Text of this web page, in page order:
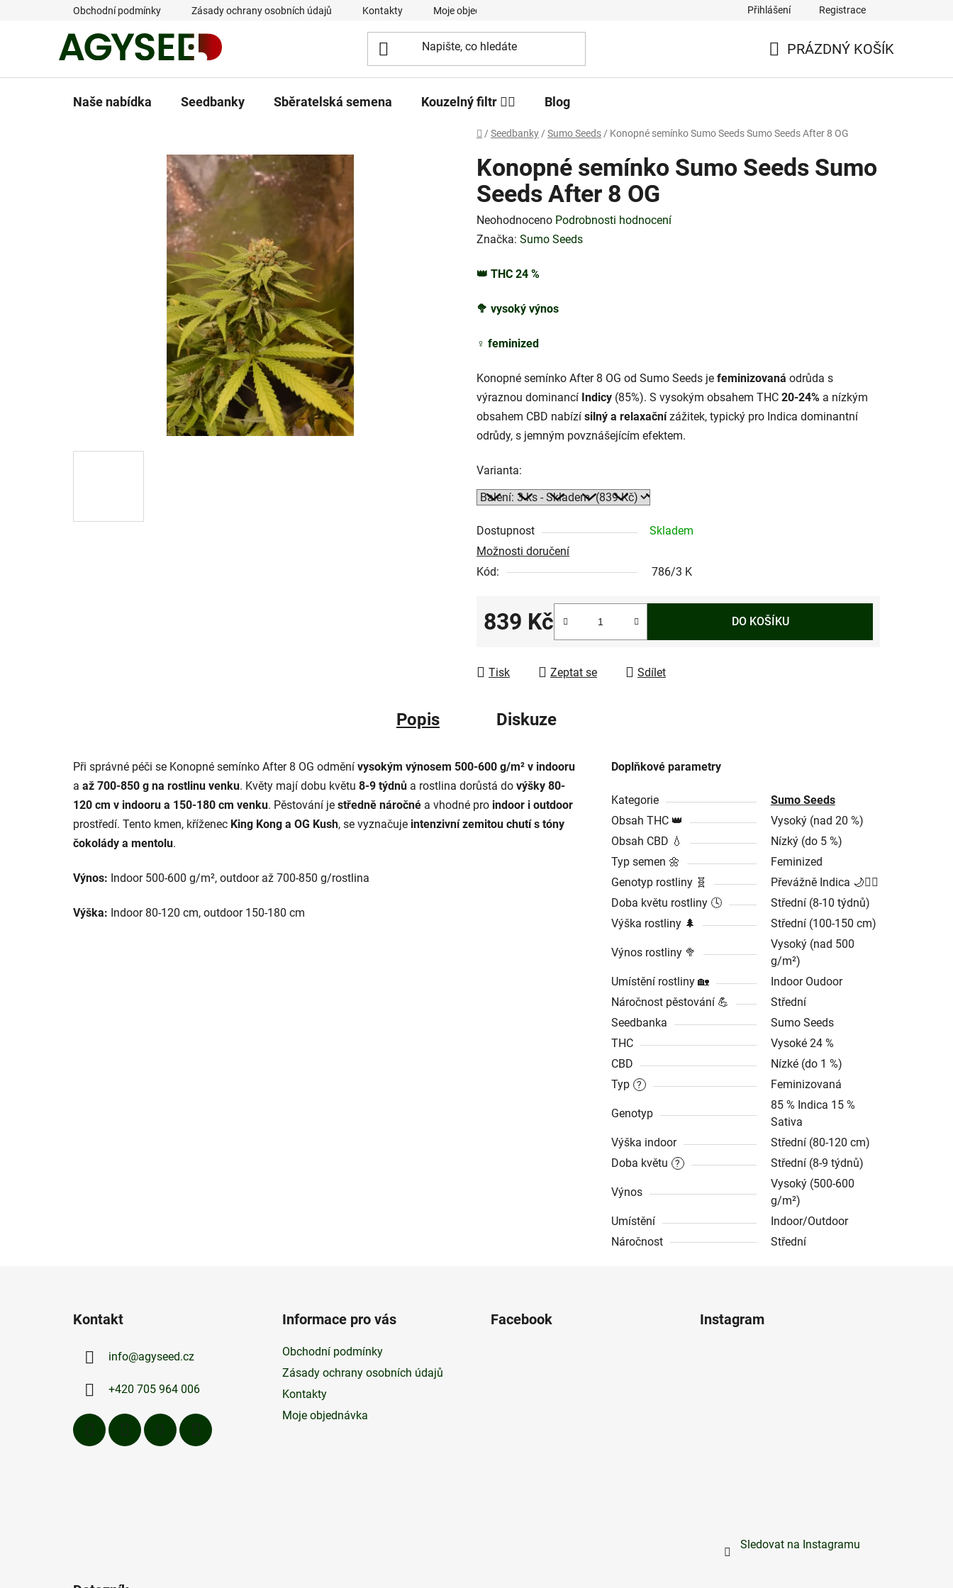
Obchodní podmínky Zásady ochrany osobních údajů Kontakty Moje objednávka Přihlášení Registrace
PRÁZDNÝ KOŠÍK
Naše nabídka Seedbanky Sběratelská semena Kouzelný filtr 🧙‍♂️ Blog
Domů
/ Seedbanky / Sumo Seeds / Konopné semínko Sumo Seeds Sumo Seeds After 8 OG
Konopné semínko Sumo Seeds Sumo
Seeds After 8 OG
Průměrné
hodnocení
je
z
Neohodnoceno Podrobnosti hodnocení
Značka: Sumo Seeds
👑 THC 24 %
🥦 vysoký výnos
♀️ feminized
Konopné semínko After 8 OG od Sumo Seeds je feminizovaná odrůda s
výraznou dominancí Indicy (85%). S vysokým obsahem THC 20-24% a nízkým
obsahem CBD nabízí silný a relaxačnízážitek, typický pro Indica dominantní
odrůdy, s jemným povznášejícím efektem.
Varianta:
Dostupnost
Skladem
Možnosti doručení
Kód:
786/3 K
839 Kč DO KOŠÍKU
Tisk Zeptat se Sdílet
Popis Diskuze
Při správné péči se Konopné semínko After 8 OG odmění vysokým výnosem 500-600 g/m² v indooru
a až 700-850 g na rostlinu venku. Květy mají dobu květu 8-9 týdnů a rostlina dorůstá do výšky 80-
120 cm v indooru a 150-180 cm venku. Pěstování je středně náročné a vhodné pro indoor i outdoor
prostředí. Tento kmen, kříženec King Kong a OG Kush, se vyznačuje intenzivní zemitou chutí s tóny
čokolády a mentolu.
Výnos: Indoor 500-600 g/m², outdoor až 700-850 g/rostlina
Výška: Indoor 80-120 cm, outdoor 150-180 cm
Doplňkové parametry
Kategorie
Sumo Seeds
Obsah THC 👑
Vysoký (nad 20 %)
Obsah CBD 💧
Nízký (do 5 %)
Typ semen 🌼
Feminized
Genotyp rostliny 🧬
Převážně Indica 🌙🧘‍♂️
Doba květu rostliny 🕓
Střední (8-10 týdnů)
Výška rostliny 🌲
Střední (100-150 cm)
Výnos rostliny 🥦
Vysoký (nad 500
g/m²)
Umístění rostliny 🏡
Indoor Oudoor
Náročnost pěstování 💪
Střední
Seedbanka
Sumo Seeds
THC
Vysoké 24 %
CBD
Nízké (do 1 %)
?
Typ Feminizovaná
Genotyp
85 % Indica 15 %
Sativa
Výška indoor
Střední (80-120 cm)
?
Doba květu Střední (8-9 týdnů)
Výnos
Vysoký (500-600
g/m²)
Umístění
Indoor/Outdoor
Náročnost
Střední
Kontakt
info@agyseed.cz
+420 705 964 006
Informace pro vás
Obchodní podmínky
Zásady ochrany osobních údajů
Kontakty
Moje objednávka
Facebook Instagram
Sledovat na Instagramu